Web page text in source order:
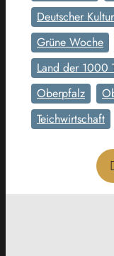
Deutscher
Grüne Woche
Land der 1000
Oberpfalz
Teichwirtschaft